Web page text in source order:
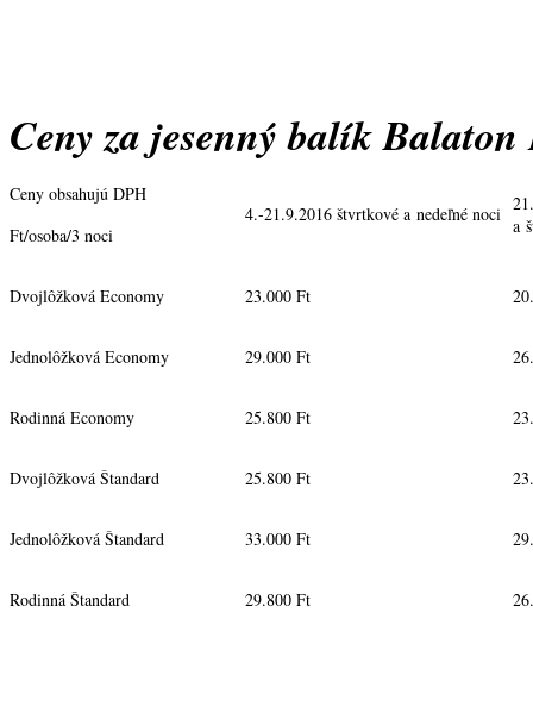
Ceny za jesenný balík
Ceny obsahujú DPH
Ft/osoba/3 noci
4.-21.9.2016 štvrtkové a nedeľné noci
a
Dvojlôžková Economy 23.000 Ft
Jednolôžková Economy 29.000 Ft
Rodinná Economy 25.800 Ft
Dvojlôžková Štandard 25.800 Ft
Jednolôžková Štandard 33.000 Ft
Rodinná Štandard 29.800 Ft